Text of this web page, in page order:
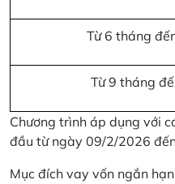
Từ 6 tháng
Từ 9 tháng
Chương trình áp dụng với
đầu từ ngày 09/2/2026
Mục đích vay vốn ngắn